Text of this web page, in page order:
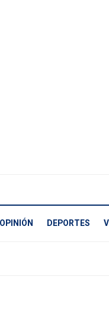
OPINIÓN DEPORTES